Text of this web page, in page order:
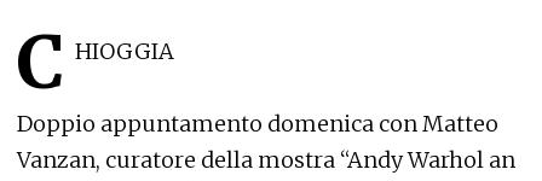
C HIOGGIA
Doppio appuntamento domenica con Matteo
Vanzan, curatore della mostra “Andy Warhol an